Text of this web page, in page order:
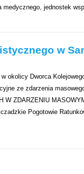
medycznego, jednostek
w
okolicy Dworca
ze zdarzenia
W ZDARZENIU
Pogotowie